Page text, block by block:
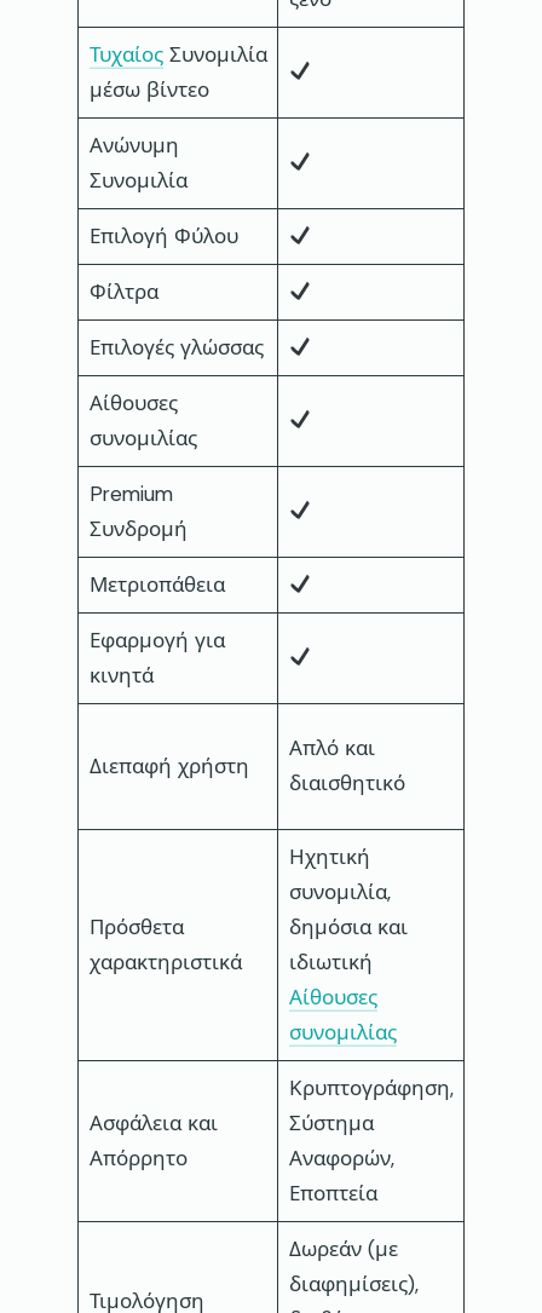
ΤυχαίοςΣυνομιλία
μέσω βίντεο
Ανώνυμη
Συνομιλία
Επιλογή Φύλου
Φίλτρα
Επιλογές γλώσσας
Αίθουσες
συνομιλίας
Premium
Συνδρομή
Μετριοπάθεια
Εφαρμογή για
κινητά
Διεπαφή χρήστη
Απλό και
διαισθητικό
Πρόσθετα
χαρακτηριστικά
Ηχητική
συνομιλία,
δημόσια και
ιδιωτική
Αίθουσες
συνομιλίας
Ασφάλεια και
Απόρρητο
Κρυπτογράφηση,
Σύστημα
Αναφορών,
Εποπτεία
Τιμολόγηση
Δωρεάν (με
διαφημίσεις),